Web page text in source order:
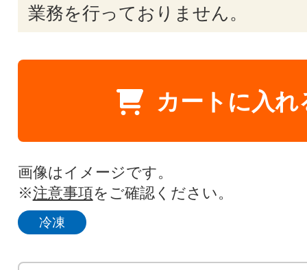
業務を行っておりません。
カートに入れ
画像はイメージです。
※注意事項をご確認ください。
冷凍